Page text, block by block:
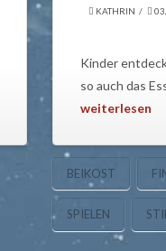
KATHRIN
Kinder
so auch das
weiterlesen
BEIKOST
SPIELEN